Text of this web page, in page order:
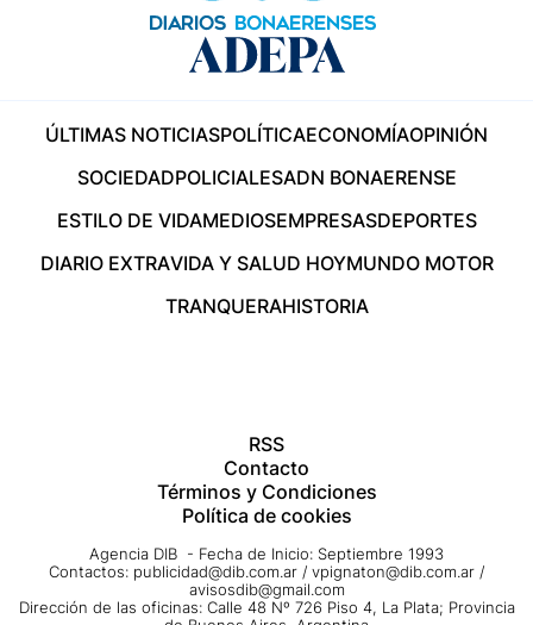
ÚLTIMAS NOTICIASPOLÍTICAECONOMÍAOPINIÓN
SOCIEDADPOLICIALESADN BONAERENSE
ESTILO DE VIDAMEDIOSEMPRESASDEPORTES
DIARIO EXTRAVIDA Y SALUD HOYMUNDO MOTOR
TRANQUERAHISTORIA
RSS
Contacto
Términos y Condiciones
Política de cookies
Agencia DIB - Fecha de Inicio: Septiembre 1993
Contactos: publicidad@dib.com.ar / vpignaton@dib.com.ar /
avisosdib@gmail.com
Dirección de las oficinas: Calle 48 Nº 726 Piso 4, La Plata; Provincia